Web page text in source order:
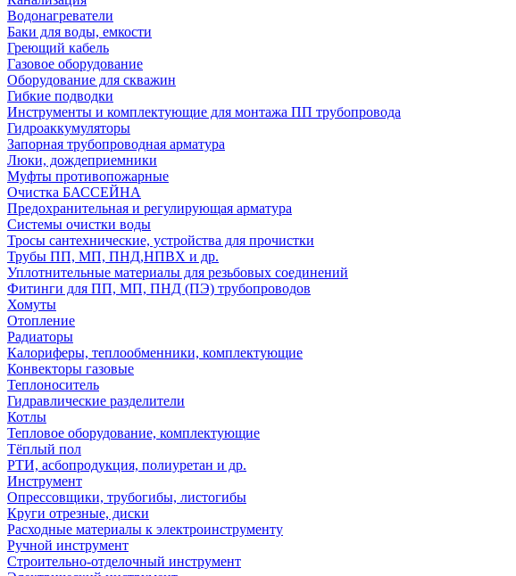
Водонагреватели
Баки для воды, емкости
Греющий кабель
Газовое оборудование
Оборудование для скважин
Гибкие подводки
Инструменты и комплектующие для монтажа ПП трубопровода
Гидроаккумуляторы
Запорная трубопроводная арматура
Люки, дождеприемники
Муфты противопожарные
Очистка БАССЕЙНА
Предохранительная и регулирующая арматура
Системы очистки воды
Тросы сантехнические, устройства для прочистки
Трубы ПП, МП, ПНД,НПВХ и др.
Уплотнительные материалы для резьбовых соединений
Фитинги для ПП, МП, ПНД (ПЭ) трубопроводов
Хомуты
Отопление
Радиаторы
Калориферы, теплообменники, комплектующие
Конвекторы газовые
Теплоноситель
Гидравлические разделители
Котлы
Тепловое оборудование, комплектующие
Тёплый пол
РТИ, асбопродукция, полиуретан и др.
Инструмент
Опрессовщики, трубогибы, листогибы
Круги отрезные, диски
Расходные материалы к электроинструменту
Ручной инструмент
Строительно-отделочный инструмент